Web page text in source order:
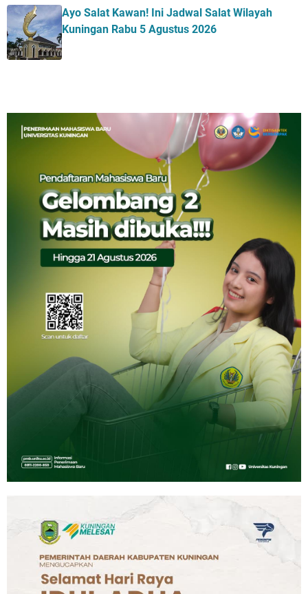
Ayo Salat Kawan! Ini Jadwal Salat Wilayah
Kuningan Rabu 5 Agustus 2026